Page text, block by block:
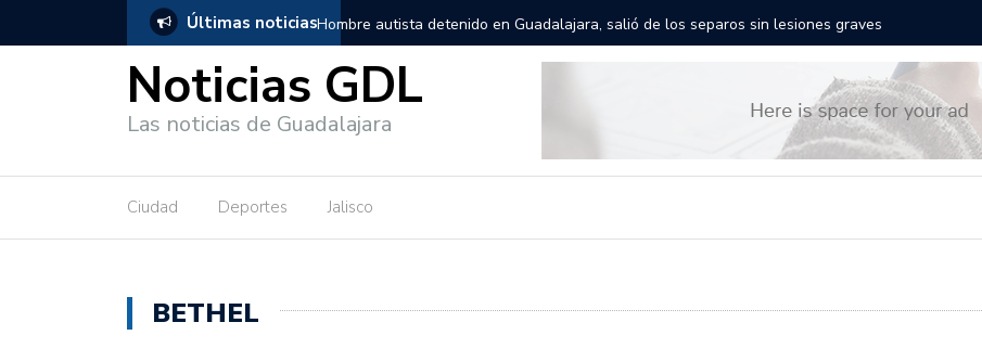
Últimas noticias
detenido en Guadalajara, salió de los separos sin lesiones graves Títeres gigantes recorrerán las calles de Guadalajara: aparta la fecha
Noticias GDL
Las noticias de Guadalajara
Ciudad Deportes Jalisco
BETHEL